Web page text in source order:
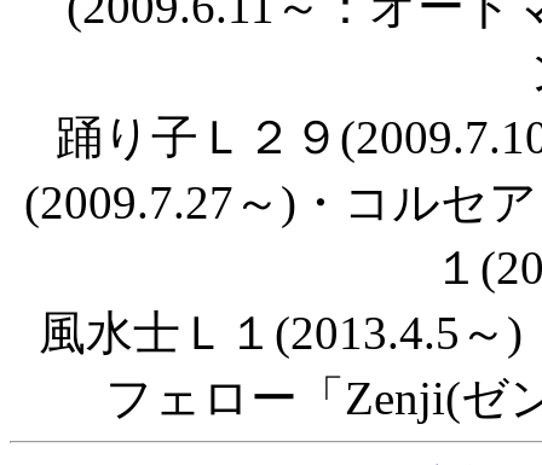
踊り子Ｌ２９
(2009.7.27～)・コルセ
１
風水士Ｌ１(2013.4.5～
フェロー「Zenji(ゼ